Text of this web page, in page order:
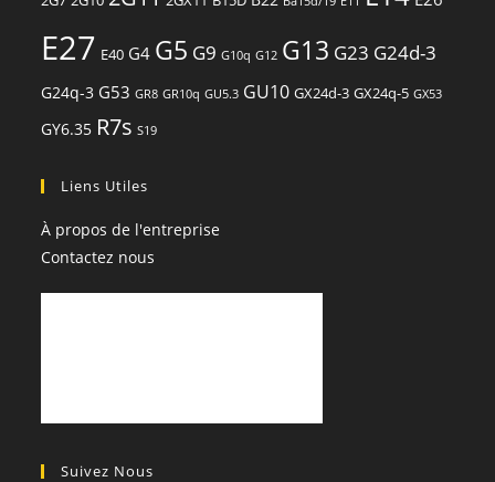
E27 E40 G4 G5 G9 G10q G12 G13 G23 G24d-3
G24q-3 G53 GR8 GR10q GU5.3 GU10 GX24d-3 GX24q-5 GX53
GY6.35 R7s S19
Liens Utiles
À propos de l'entreprise
Contactez nous
Suivez Nous